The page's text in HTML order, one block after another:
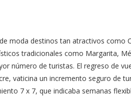
moda destinos tan atractivos como
tradicionales como Margarita,
número de turistas. El regreso de
vaticina un incremento seguro de
7 x 7, que indicaba semanas